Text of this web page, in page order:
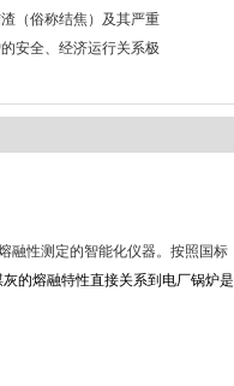
（俗称结焦）及其严重
安全、经济运行关系极
融性测定的智能化仪器。按照国标
灰的熔融特性直接关系到电厂锅炉是